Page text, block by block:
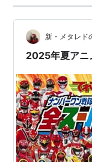
新・メタレド
2025年夏ア